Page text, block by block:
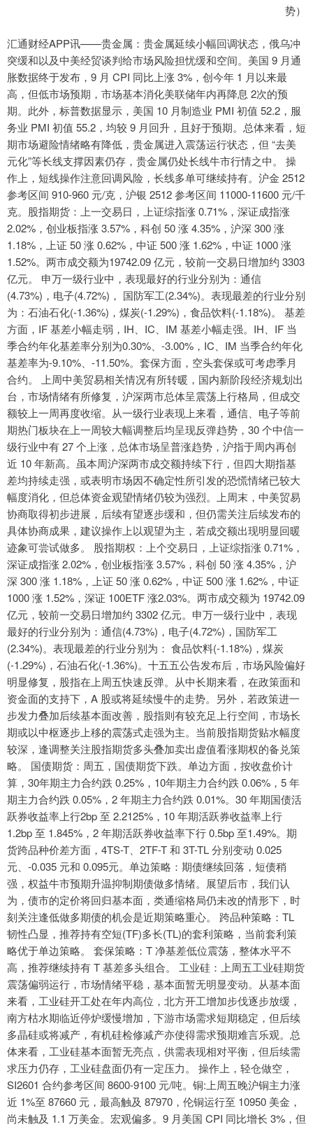
势）
汇通财经APP讯——贵金属：贵金属延续小幅回调状态，俄乌冲
突缓和以及中美经贸谈判给市场风险担忧缓和空间。美国 9 月通
胀数据终于发布，9 月 CPI 同比上涨 3%，创今年 1 月以来最
高，但低市场预期，市场基本消化美联储年内再降息 2次的预
期。此外，标普数据显示，美国 10 月制造业 PMI 初值 52.2，服
务业 PMI 初值 55.2，均较 9 月回升，且好于预期。总体来看，短
期市场避险情绪略有降低，贵金属进入震荡运行状态，但 “去美
元化”等长线支撑因素仍存，贵金属仍处长线牛市行情之中。 操
作上，短线操作注意回调风险，长线多单可继续持有。沪金 2512
参考区间 910-960 元/克，沪银 2512 参考区间 11000-11600 元/千
克。股指期货：上一交易日，上证综指涨 0.71%，深证成指涨
2.02%，创业板指涨 3.57%，科创 50 涨 4.35%，沪深 300 涨
1.18%，上证 50 涨 0.62%，中证 500 涨 1.62%，中证 1000 涨
1.52%。两市成交额为19742.09 亿元，较前一交易日增加约 3303
亿元。 申万一级行业中，表现最好的行业分别为：通信
(4.73%)，电子(4.72%)， 国防军工(2.34%)。表现最差的行业分别
为：石油石化(-1.36%)，煤炭(-1.29%)，食品饮料(-1.18%)。 基差
方面，IF 基差小幅走弱，IH、IC、IM 基差小幅走强。IH、IF 当
季合约年化基差率分别为0.30%、-3.00%，IC、IM 当季合约年化
基差率为-9.10%、-11.50%。套保方面，空头套保或可考虑季月
合约。 上周中美贸易相关情况有所转暖，国内新阶段经济规划出
台，市场情绪有所修复，沪深两市总体呈震荡上行格局，但成交
额较上一周再度收缩。从一级行业表现上来看，通信、电子等前
期热门板块在上一周较大幅调整后均呈现反弹趋势，30 个中信一
级行业中有 27 个上涨，总体市场呈普涨趋势，沪指于周内再创
近 10 年新高。虽本周沪深两市成交额持续下行，但四大期指基
差均持续走强，或表明市场因不确定性所引发的恐慌情绪已较大
幅度消化，但总体资金观望情绪仍较为强烈。上周末，中美贸易
协商取得初步进展，后续有望逐步缓和，但仍需关注后续发布的
具体协商成果，建议操作上以观望为主，若成交额出现明显回暖
迹象可尝试做多。 股指期权：上个交易日，上证综指涨 0.71%，
深证成指涨 2.02%，创业板指涨 3.57%，科创 50 涨 4.35%，沪
深 300 涨 1.18%，上证 50 涨 0.62%，中证 500 涨 1.62%，中证
1000 涨 1.52%，深证 100ETF 涨2.03%。两市成交额为 19742.09
亿元，较前一交易日增加约 3302 亿元。申万一级行业中，表现
最好的行业分别为：通信(4.73%)，电子(4.72%)，国防军工
(2.34%)。表现最差的行业分别为： 食品饮料(-1.18%)，煤炭
(-1.29%)，石油石化(-1.36%)。十五五公告发布后，市场风险偏好
明显修复，股指在上周五快速反弹。从中长期来看，在政策面和
资金面的支持下，A 股或将延续慢牛的走势。另外，若政策进一
步发力叠加后续基本面改善，股指则有较充足上行空间，市场长
期或以中枢逐步上移的震荡式走强为主。当前股指期货贴水幅度
较深，逢调整关注股指期货多头叠加卖出虚值看涨期权的备兑策
略。 国债期货：周五，国债期货下跌。单边方面，按收盘价计
算，30年期主力合约跌 0.25%，10年期主力合约跌 0.06%，5 年
期主力合约跌 0.05%，2 年期主力合约跌 0.01%。30 年期国债活
跃券收益率上行2bp 至 2.2125%，10 年期活跃券收益率上行
1.2bp 至 1.845%，2 年期活跃券收益率下行 0.5bp 至1.49%。期
货跨品种价差方面，4TS-T、2TF-T 和 3T-TL 分别变动 0.025
元、-0.035 元和 0.095元。单边策略：期债继续回落，短债稍
强，权益牛市预期升温抑制期债做多情绪。展望后市，我们认
为，债市的定价将回归基本面，类通缩格局仍未改的情形下，时
刻关注逢低做多期债的机会是近期策略重心。 跨品种策略：TL
韧性凸显，推荐持有空短(TF)多长(TL)的套利策略，当前套利策
略优于单边策略。 套保策略：T 净基差低位震荡，整体水平不
高，推荐继续持有 T 基差多头组合。 工业硅：上周五工业硅期货
震荡偏弱运行，市场情绪平稳，基本面暂无明显变动。从基本面
来看，工业硅开工处在年内高位，北方开工增加步伐逐步放缓，
南方枯水期临近停炉缓慢增加，下游市场需求短期稳定，但后续
多晶硅或将减产，有机硅检修减产亦使得需求预期难言乐观。总
体来看，工业硅基本面暂无亮点，供需表现相对平衡，但后续需
求压力仍存，工业硅盘面仍有一定压力。 操作上，轻仓做空，
SI2601 合约参考区间 8600-9100 元/吨。铜:上周五晚沪铜主力涨
近 1%至 87660 元，最高触及 87970，伦铜运行至 10950 美金，
尚未触及 1.1 万美金。宏观偏多。9 月美国 CPI 同比增长 3%，但